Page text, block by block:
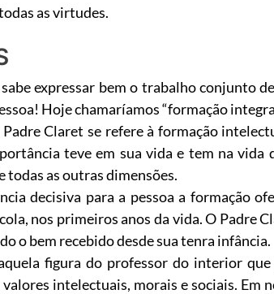
as virtudes.
expressar bem o trabalho conjunto
Hoje chamaríamos “formação
Claret se refere à formação
teve em sua vida e tem na vida
todas as outras dimensões.
decisiva para a pessoa a formação
nos primeiros anos da vida. O Padre
o bem recebido desde sua tenra infância.
figura do professor do interior
intelectuais, morais e sociais. Em